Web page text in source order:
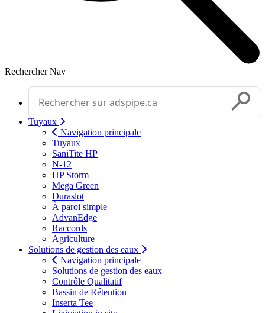
Rechercher Nav
Effectuer une recherche
Tuyaux
Navigation principale
Tuyaux
SaniTite HP
N-12
HP Storm
Mega Green
Duraslot
À paroi simple
AdvanEdge
Raccords
Agriculture
Solutions de gestion des eaux
Navigation principale
Solutions de gestion des eaux
Contrôle Qualitatif
Bassin de Rétention
Inserta Tee